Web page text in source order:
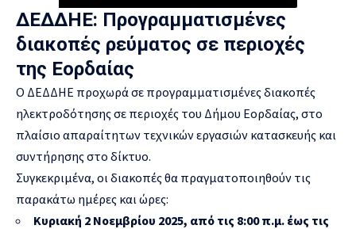
ΔΕΔΔΗΕ: Προγραμματισμένες
διακοπές ρεύματος σε περιοχές
της Εορδαίας
Ο ΔΕΔΔΗΕ προχωρά σε προγραμματισμένες διακοπές
ηλεκτροδότησης σε περιοχές του Δήμου Εορδαίας, στο
πλαίσιο απαραίτητων τεχνικών εργασιών κατασκευής και
συντήρησης στο δίκτυο.
Συγκεκριμένα, οι διακοπές θα πραγματοποιηθούν τις
παρακάτω ημέρες και ώρες:
Κυριακή 2 Νοεμβρίου 2025, από τις 8:00 π.μ. έως τις